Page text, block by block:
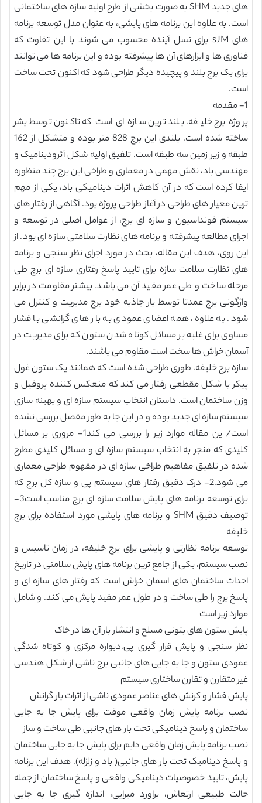
های جدید SHM به صورت بخشی از طرح اولیه سازه های ساختمانی
است. به علاوه این برنامه های پایشی، به عنوان مدل توسعه برنامه
های sJM برای نسل آینده محسوب می شوند با این تفاوت که
فناوری ها و ابزارهای آن ها پیشرفته بوده و این برنامه ها می توانند
برای یک برج بلند و پیچیده دیگر طراحی شود که اکنون تحت ساخت
است.
1- مقدمه
پروژه برج خلیفه، بلند ترین سازه ای است که تاکنون توسط بشر
ساخته شده است. بلندی این برج 828 متر بوده و متشکل از 162
طبقه و زیر زمین سه طبقه است. تلفیق اولیه شکل آئرودینامیک و
مهندسی باد، نقش مهمی در معماری و طراخی این برج چند منظوره
ایفا کرده است که در آن کاهش اثرات دینامیکی باد، یکی از مهم
ترین معیار های طراحی در آغاز طراحی پروژه بود. آگاهی از رفتار های
سیستم فونداسیون و سازه ای برج، از عوامل اصلی در توسعه و
اجرای مطالعه پیشرفته و برنامه های نظارت سلامتی سازه ای بود. از
این روی، هدف این مقاله، بحث در مورد اجرای نظر سنجی و برنامه
های نظارت سلامت سازه برای تایید پاسخ رفتاری سازه ای برج طی
مرحله ساخت و طی عمر مفید آن می باشد. بیشتر مقاومت در برابر
واژگونی برج عمدتا توسط بار جاذبه خود برج مدیریت و کنترل می
شود. به علاوه، همه اعضای عمودی به بار های گرانشی با فشار
مساوی برای غلبه بر مسائل کوتاه شدن ستون که برای مدیریت در
آسمان خراش ها سخت است مقاوم می باشند.
سازه برج خلیفه، طوری طراحی شده است که همانند یک ستون غول
پیکر با شکل مقطعی رفتار می کند که منعکس کننده پروفیل و
وزن ساختمان است. داستان انتخاب سیستم سازه ای و بهینه سازی
سیستم سازه ای جدید بوده و در این جا به طور مفصل بررسی نشده
است/ ین مقاله موارد زیر را بررسی می کند1- مروری بر مسائل
کلیدی که منجر به انتخاب سیستم سازه ای و مسائل کلیدی مطرح
شده در تلفیق مفاهیم طراخی سازه ای در مفهوم طراحی معماری
می شود.2- درک دقیق رفتار های سیستم پی و سازه کل برج که
برای توسعه برنامه های پایش سلامت سازه ای برج مناسب است3-
توصیف دقیق SHM و برنامه های پایشی مورد استفاده برای برج
خلیفه
توسعه برنامه نظارتی و پایشی برای برج خلیفه، در زمان تاسیس و
نصب سیستم، یکی از جامع ترین برنامه های پایش سلامتی در تاریخ
احداث ساختمان های اسمان خراش است که رفتار های سازه ای و
پاسخ برج را طی ساخت و در طول عمر مفید پایش می کند. و شامل
موارد زیر است
پایش ستون های بتونی مسلح و انتشار بار آن ها در خاک
نظر سنجی و پایش قرار گیری پی،دیواره مرکزی و کوتاه شدگی
عمودی ستون و جا به جایی های جانبی برج ناشی از شکل هندسی
غیر متقارن و تقارن ساختاری سیستم
پایش فشار و کرنش های عناصر عمودی ناشی از اثرات بار گرانش
نصب برنامه پایش زمان واقعی موقت برای پایش جا به جایی
ساختمان و پاسخ دینامیکی تحت بار های جانبی طی ساخت و ساز
نصب برنامه پایش زمان واقعی دایم برای پایش جا به جایی ساختمان
و پاسخ دینامیک تحت بار های جانبی( باد و زلزله). هدف این برنامه
پایش، تایید خصوصیات دینامیکی واقعی و پاسخ ساختمان از جمله
حالت طبیعی ارتعاش، براورد میرایی، اندازه گیری جا به جایی